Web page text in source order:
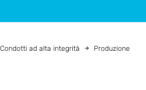
Condotti ad alta integrità Produzione